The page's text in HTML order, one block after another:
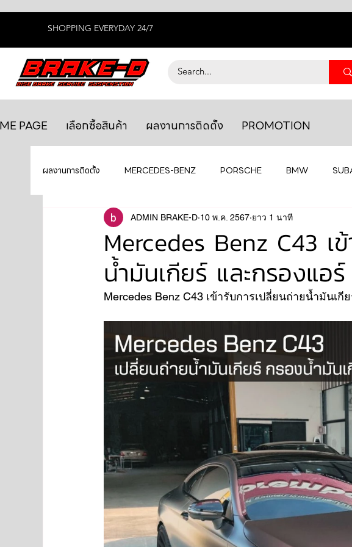
SHOPPING EVERYDAY 24/7
PAGE เลือกซื้อสินค้า ผลงานการติดตั้ง PROMOTION
ผลงานการติดตั้ง MERCEDES-BENZ PORSCHE BMW
BENTLEY LEXUS ยางรถยนต์ AUDI MASERATI
MAHLE MAZDA TOYOTA HONDA
Aston Martin
Mercedes Benz C43 เ
น้ำมันเกียร์ และกรองแอร์
ADMIN BRAKE-D 10 พ.ค. 2567 ยาว 1 นาที
Mercedes Benz C43 เข้ารับการเปลี่ยนถ่ายน้ำมันเกี